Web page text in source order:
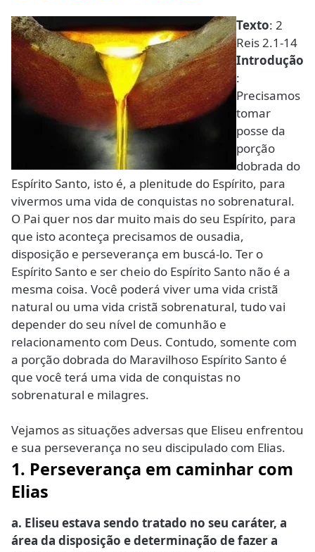
Texto: 2
Reis 2.1-14
Introdução
:
Precisamos
tomar
posse da
porção
dobrada do
Espírito Santo, isto é, a plenitude do Espírito, para
vivermos uma vida de conquistas no sobrenatural.
O Pai quer nos dar muito mais do seu Espírito, para
que isto aconteça precisamos de ousadia,
disposição e perseverança em buscá-lo. Ter o
Espírito Santo e ser cheio do Espírito Santo não é a
mesma coisa. Você poderá viver uma vida cristã
natural ou uma vida cristã sobrenatural, tudo vai
depender do seu nível de comunhão e
relacionamento com Deus. Contudo, somente com
a porção dobrada do Maravilhoso Espírito Santo é
que você terá uma vida de conquistas no
sobrenatural e milagres.
Vejamos as situações adversas que Eliseu enfrentou
e sua perseverança no seu discipulado com Elias.
1. Perseverança em caminhar com
Elias
a. Eliseu estava sendo tratado no seu caráter, a
área da disposição e determinação de fazer a